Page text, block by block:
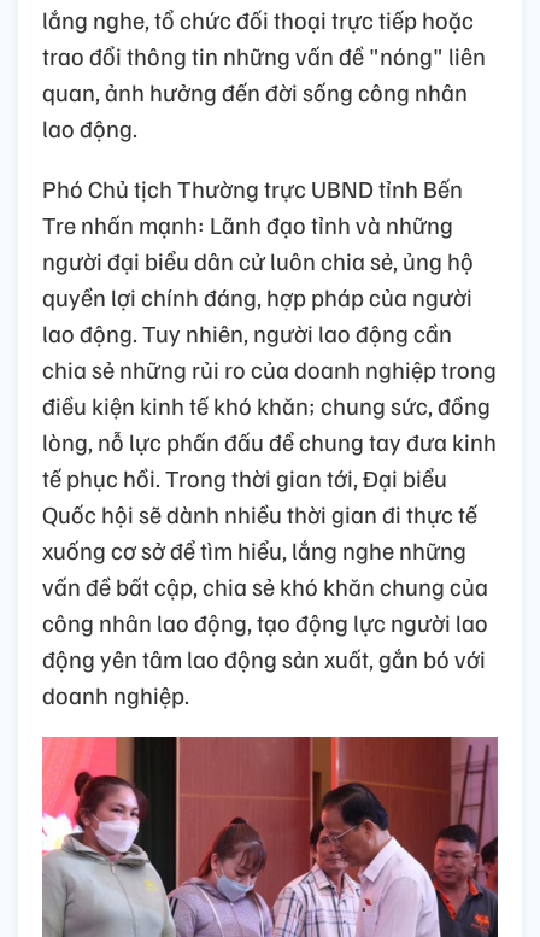
lắng nghe, tổ chức đối thoại trực tiếp hoặc
trao đổi thông tin những vấn đề "nóng" liên
quan, ảnh hưởng đến đời sống công nhân
lao động.
Phó Chủ tịch Thường trực UBND tỉnh Bến
Tre nhấn mạnh: Lãnh đạo tỉnh và những
người đại biểu dân cử luôn chia sẻ, ủng hộ
quyền lợi chính đáng, hợp pháp của người
lao động. Tuy nhiên, người lao động cần
chia sẻ những rủi ro của doanh nghiệp trong
điều kiện kinh tế khó khăn; chung sức, đồng
lòng, nỗ lực phấn đấu để chung tay đưa kinh
tế phục hồi. Trong thời gian tới, Đại biểu
Quốc hội sẽ dành nhiều thời gian đi thực tế
xuống cơ sở để tìm hiểu, lắng nghe những
vấn đề bất cập, chia sẻ khó khăn chung của
công nhân lao động, tạo động lực người lao
động yên tâm lao động sản xuất, gắn bó với
doanh nghiệp.